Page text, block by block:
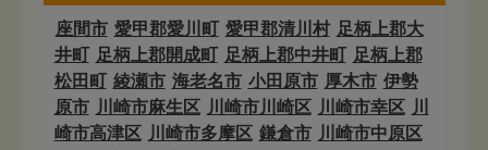
座間市 愛甲郡愛川町 愛甲郡清川村 足柄上郡大
井町 足柄上郡開成町 足柄上郡中井町 足柄上郡
松田町 綾瀬市 海老名市 小田原市 厚木市 伊勢
原市 川崎市麻生区 川崎市川崎区 川崎市幸区 川
崎市高津区 川崎市多摩区 鎌倉市 川崎市中原区